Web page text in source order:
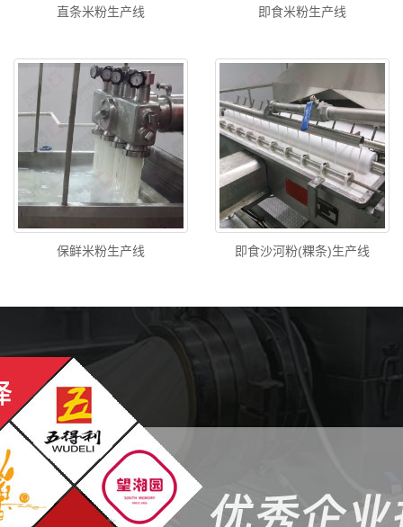
直条米粉生产线 即食米粉生产线
保鲜米粉生产线 即食沙河粉(粿条)生产线